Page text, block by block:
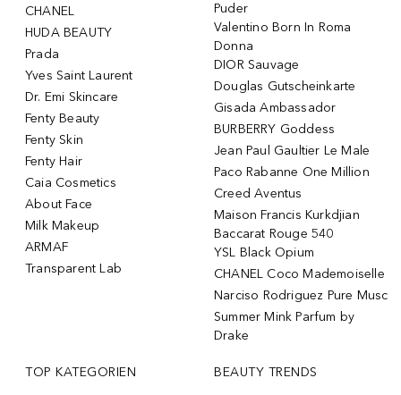
CHANEL
HUDA BEAUTY
Prada
Yves Saint Laurent
Dr. Emi Skincare
Fenty Beauty
Fenty Skin
Fenty Hair
Caia Cosmetics
About Face
Milk Makeup
ARMAF
Transparent Lab
Puder
Valentino Born In Roma
Donna
DIOR Sauvage
Douglas Gutscheinkarte
Gisada Ambassador
BURBERRY Goddess
Jean Paul Gaultier Le Male
Paco Rabanne One Million
Creed Aventus
Maison Francis Kurkdjian
Baccarat Rouge 540
YSL Black Opium
CHANEL Coco Mademoiselle
Narciso Rodriguez Pure Musc
Summer Mink Parfum by
Drake
TOP KATEGORIEN BEAUTY TRENDS